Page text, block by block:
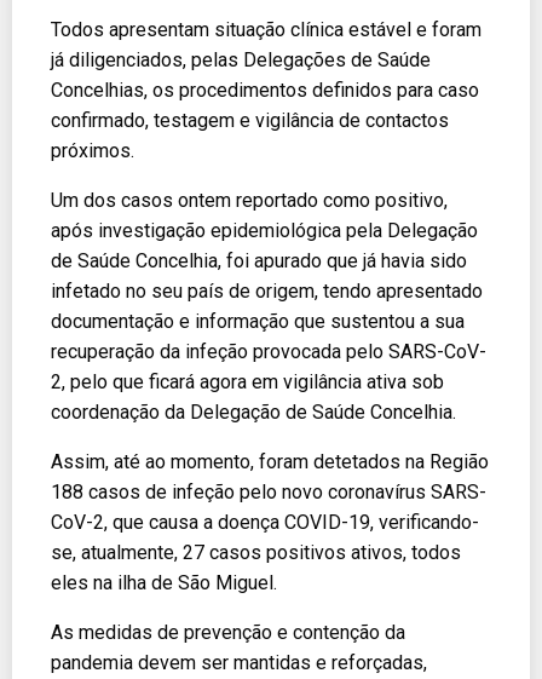
Todos apresentam situação clínica estável e foram
já diligenciados, pelas Delegações de Saúde
Concelhias, os procedimentos definidos para caso
confirmado, testagem e vigilância de contactos
próximos.
Um dos casos ontem reportado como positivo,
após investigação epidemiológica pela Delegação
de Saúde Concelhia, foi apurado que já havia sido
infetado no seu país de origem, tendo apresentado
documentação e informação que sustentou a sua
recuperação da infeção provocada pelo SARS-CoV-
2, pelo que ficará agora em vigilância ativa sob
coordenação da Delegação de Saúde Concelhia.
Assim, até ao momento, foram detetados na Região
188 casos de infeção pelo novo coronavírus SARS-
CoV-2, que causa a doença COVID-19, verificando-
se, atualmente, 27 casos positivos ativos, todos
eles na ilha de São Miguel.
As medidas de prevenção e contenção da
pandemia devem ser mantidas e reforçadas,